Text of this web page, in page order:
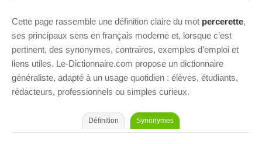
Cette page rassemble une définition claire du mot percerette,
ses principaux sens en français moderne et, lorsque c’est
pertinent, des synonymes, contraires, exemples d’emploi et
liens utiles. Le-Dictionnaire.com propose un dictionnaire
généraliste, adapté à un usage quotidien : élèves, étudiants,
rédacteurs, professionnels ou simples curieux.
Définition Synonymes